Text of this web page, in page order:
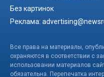
Без картинок
Реклама:
Все права на материалы,
охраняются в соответствии с
использовании материалов
обязательна. Перепечатка